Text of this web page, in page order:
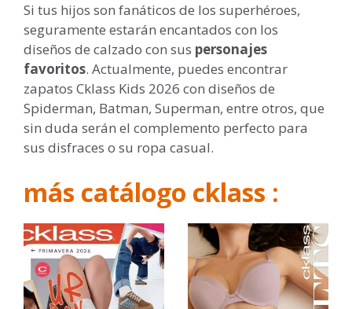
Si tus hijos son fanáticos de los superhéroes,
seguramente estarán encantados con los
diseños de calzado con sus personajes
favoritos. Actualmente, puedes encontrar
zapatos Cklass Kids 2026 con diseños de
Spiderman, Batman, Superman, entre otros, que
sin duda serán el complemento perfecto para
sus disfraces o su ropa casual.
más catálogo cklass :